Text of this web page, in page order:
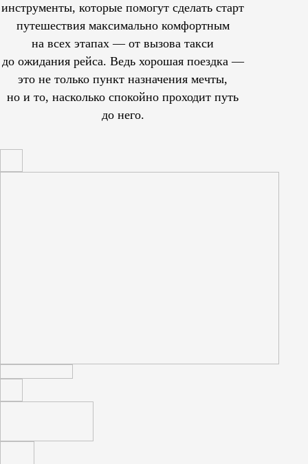
инструменты, которые помогут сделать старт
путешествия максимально комфортным
на всех этапах — от вызова такси
до ожидания рейса. Ведь хорошая поездка —
это не только пункт назначения мечты,
но и то, насколько спокойно проходит путь
до него.